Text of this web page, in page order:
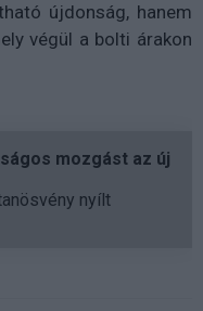
újdonság, hanem
végül a bolti árakon
mozgást az új
nyílt